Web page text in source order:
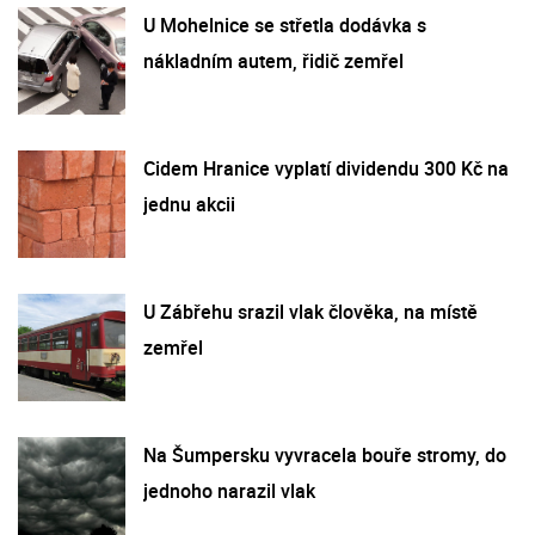
U Mohelnice se střetla dodávka s
nákladním autem, řidič zemřel
Cidem Hranice vyplatí dividendu 300 Kč na
jednu akcii
U Zábřehu srazil vlak člověka, na místě
zemřel
Na Šumpersku vyvracela bouře stromy, do
jednoho narazil vlak